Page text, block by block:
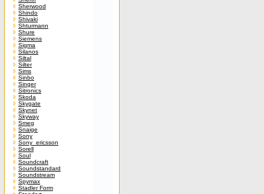
Sherwood
Shindo
Shivaki
Shturmann
Shure
Siemens
Sigma
Silanos
Siltal
Silter
Sims
Sinbo
Singer
Sitronics
Skoda
Skygate
Skynet
Skyway
Smeg
Snaige
Sony
Sony_ericsson
Sorell
Soul
Soundcraft
Soundstandard
Soundstream
Spymax
Stadler Form